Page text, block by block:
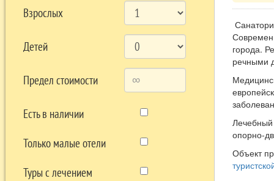
Взрослых
Детей
Предел стоимости
Есть в наличии
Только малые отели
Туры с лечением
города.
речными
опорно-
Объект